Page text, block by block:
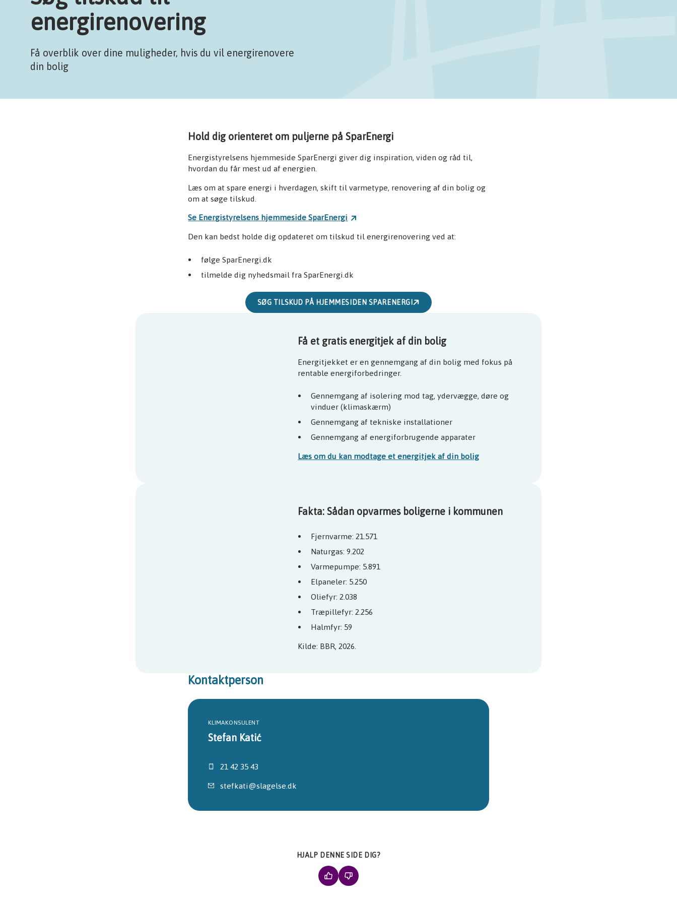
energirenovering
Få overblik over dine muligheder, hvis du vil energirenovere
din bolig
Hold dig orienteret om puljerne på SparEnergi
Energistyrelsens hjemmeside SparEnergi giver dig inspiration, viden og råd til,
hvordan du får mest ud af energien.
Læs om at spare energi i hverdagen, skift til varmetype, renovering af din bolig og
om at søge tilskud.
Se Energistyrelsens hjemmeside SparEnergi
Den kan bedst holde dig opdateret om tilskud til energirenovering ved at:
følge SparEnergi.dk
tilmelde dig nyhedsmail fra SparEnergi.dk
SØG TILSKUD PÅ HJEMMESIDEN SPARENERGI
Få et gratis energitjek af din bolig
Energitjekket er en gennemgang af din bolig med fokus på
rentable energiforbedringer.
Gennemgang af isolering mod tag, ydervægge, døre og
vinduer (klimaskærm)
Gennemgang af tekniske installationer
Gennemgang af energiforbrugende apparater
Læs om du kan modtage et energitjek af din bolig
Fakta: Sådan opvarmes boligerne i kommunen
Fjernvarme: 21.571
Naturgas: 9.202
Varmepumpe: 5.891
Elpaneler: 5.250
Oliefyr: 2.038
Træpillefyr: 2.256
Halmfyr: 59
Kilde: BBR, 2026.
Kontaktperson
KLIMAKONSULENT
Stefan Katić
21 42 35 43
stefkati@slagelse.dk
HJALP DENNE SIDE DIG?